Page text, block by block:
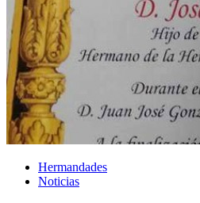
Hermandades
Noticias